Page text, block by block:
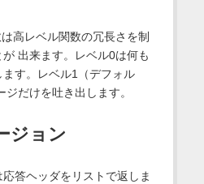
高レベル関数の冗長さを制
出来ます。レベル0は何も
す。レベル1（デフォル
ジだけを吐き出します。
ジョン
応答ヘッダをリストで返しま